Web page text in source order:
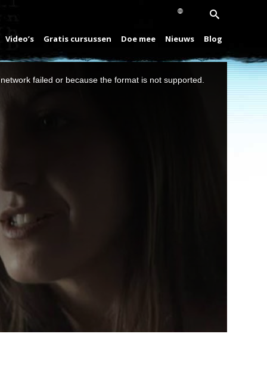
Video’s Gratis cursussen Doe mee Nieuws Blog
failed or because the format is not supported.